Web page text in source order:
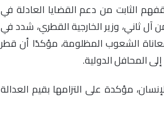
الثابت من دعم القضايا العادلة في
ثاني، وزير الخارجية القطري، شدد في
معاناة الشعوب المظلومة، مؤكدًا أن قطر
المحافل الدولية.
مؤكدة على التزامها بقيم العدالة